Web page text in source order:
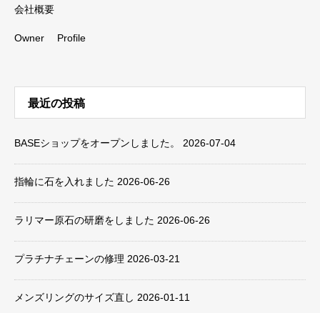
会社概要
Owner Profile
最近の投稿
BASEショップをオープンしました。 2026-07-04
指輪に石を入れました 2026-06-26
ラリマー原石の研磨をしました 2026-06-26
プラチナチェーンの修理 2026-03-21
メンズリングのサイズ直し 2026-01-11